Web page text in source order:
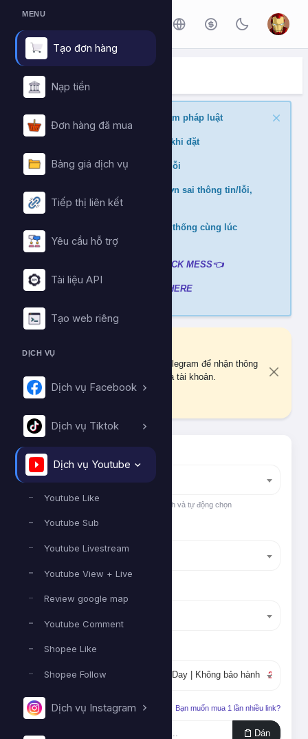
MENU
Tạo đơn hàng
Nạp tiền
Đơn hàng đã mua
Bảng giá dịch vụ
Tiếp thị liên kết
Yêu cầu hỗ trợ
Tài liệu API
Tạo web riêng
DỊCH VỤ
Dịch vụ Facebook
Dịch vụ Tiktok
Dịch vụ Youtube
Youtube Like
Youtube Sub
Youtube Livestream
Youtube View + Live
Review google map
Youtube Comment
Shopee Like
Shopee Follow
Dịch vụ Instagram
ĐẶT HÀNG DỊCH VỤ
Trang chủ Đặt hàng dịch vụ
Nghiêm cấm buff nội dung vi phạm pháp luật
Kiểm tra min/max quantity trước khi đặt
Đảm bảo link chính xác để tránh lỗi
Không hỗ trợ và hoàn tiền nếu đơn sai thông tin/lỗi,
cài đè đơn
Không xử lý nếu mua ở nhiều hệ thống cùng lúc
tránh hao hụt số dư
CLICK MESS👈
Xem video hướng dẫn CLICK HERE
Bạn chưa liên kết tài khoản Telegram để nhận thông
báo quan trọng về đơn hàng và tài khoản.
Tìm nhanh dịch vụ
Nhập tên dịch vụ để tìm kiếm
Nhập tên hoặc ID dịch vụ để tìm kiếm nhanh và tự động chọn
Nền tảng
Dịch vụ Youtube
Dịch vụ
#27587 Like rẻ nhanh | 20k/Day | Không bảo hành 27đ
Liên kết cần tăng Bạn muốn mua 1 lần nhiều link?
Dán